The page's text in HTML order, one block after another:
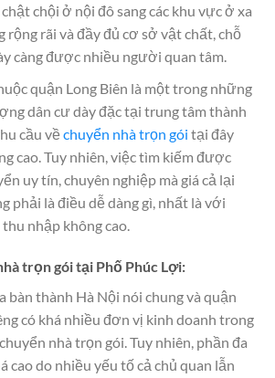
chội ở nội đô sang các khu vực ở xa
rộng rãi và đầy đủ cơ sở vật chất, chỗ
càng được nhiều người quan tâm.
quận Long Biên là một trong những
dân cư dày đặc tại trung tâm thành
cầu về chuyển nhà trọn gói tại đây
cao. Tuy nhiên, việc tìm kiếm được
uy tín, chuyên nghiệp mà giá cả lại
phải là điều dễ dàng gì, nhất là với
nhập không cao.
trọn gói tại Phố Phúc Lợi:
bàn thành Hà Nội nói chung và quận
có khá nhiều đơn vị kinh doanh trong
nhà trọn gói. Tuy nhiên, phần đa
cao do nhiều yếu tố cả chủ quan lẫn